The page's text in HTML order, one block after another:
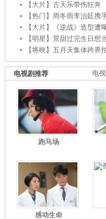
【大片】古天乐带伤狂奔
【热门】周冬雨李治廷携
【大片】《逆战》造型遭
【明星】景甜过完生日想
【将映】五月天集体跨界
电
电视剧推荐
跑马场
感动生命